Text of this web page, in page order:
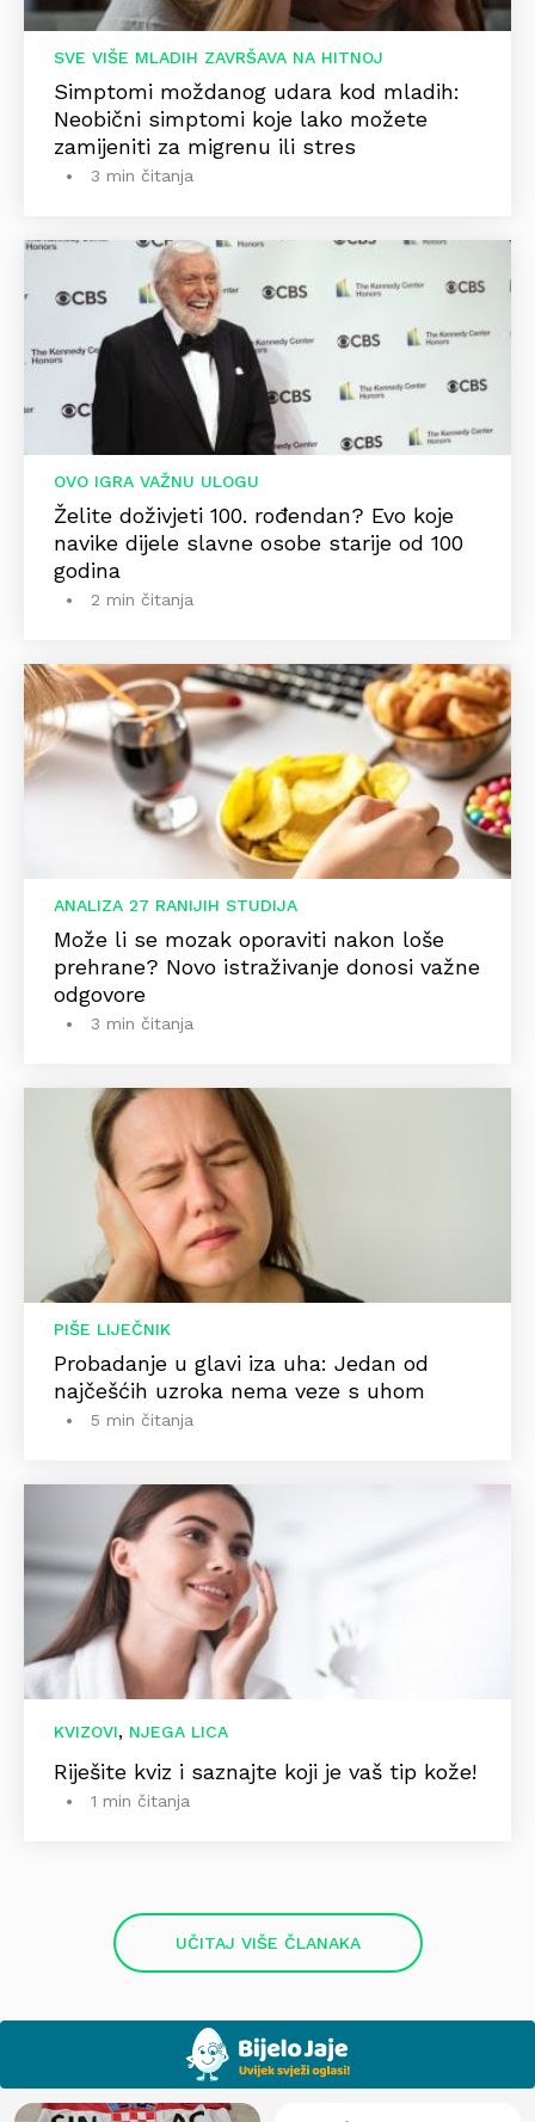
SVE VIŠE MLADIH ZAVRŠAVA NA HITNOJ
Simptomi moždanog udara kod mladih:
Neobični simptomi koje lako možete
zamijeniti za migrenu ili stres
3 min čitanja
OVO IGRA VAŽNU ULOGU
Želite doživjeti 100. rođendan? Evo koje
navike dijele slavne osobe starije od 100
godina
2 min čitanja
ANALIZA 27 RANIJIH STUDIJA
Može li se mozak oporaviti nakon loše
prehrane? Novo istraživanje donosi važne
odgovore
3 min čitanja
PIŠE LIJEČNIK
Probadanje u glavi iza uha: Jedan od
najčešćih uzroka nema veze s uhom
5 min čitanja
KVIZOVI, NJEGA LICA
Riješite kviz i saznajte koji je vaš tip kože!
1 min čitanja
UČITAJ VIŠE ČLANAKA